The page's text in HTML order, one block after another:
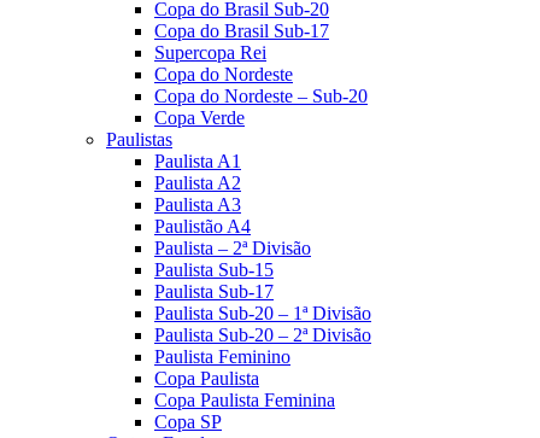
Copa do Brasil Sub-20
Copa do Brasil Sub-17
Supercopa Rei
Copa do Nordeste
Copa do Nordeste – Sub-20
Copa Verde
Paulistas
Paulista A1
Paulista A2
Paulista A3
Paulistão A4
Paulista – 2ª Divisão
Paulista Sub-15
Paulista Sub-17
Paulista Sub-20 – 1ª Divisão
Paulista Sub-20 – 2ª Divisão
Paulista Feminino
Copa Paulista
Copa Paulista Feminina
Copa SP